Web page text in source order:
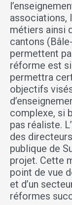
associations,
métiers ainsi
cantons
permettent
réforme est
permettra
objectifs
complexe, si
pas réaliste.
des
publique de
projet. Cette
point de vue
et d’un
réformes